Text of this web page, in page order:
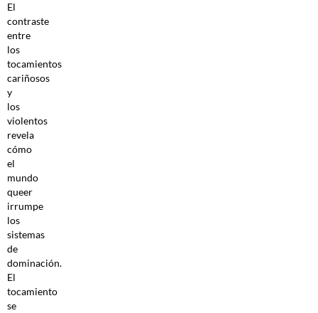
El
contraste
entre
los
tocamientos
cariñosos
y
los
violentos
revela
cómo
el
mundo
queer
irrumpe
los
sistemas
de
dominación.
El
tocamiento
se